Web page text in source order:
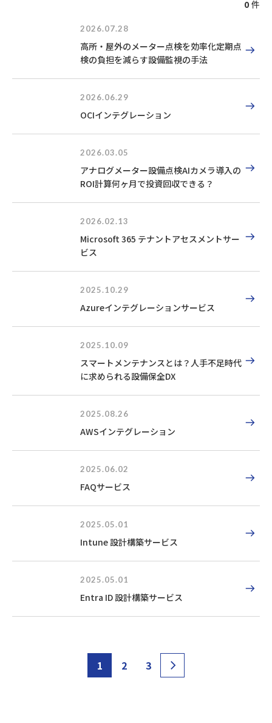
0 件
2026.07.28
高所・屋外のメーター点検を効率化定期点
検の負担を減らす設備監視の手法
2026.06.29
OCIインテグレーション
2026.03.05
アナログメーター設備点検AIカメラ導入の
ROI計算何ヶ月で投資回収できる？
2026.02.13
Microsoft 365 テナントアセスメントサー
ビス
2025.10.29
Azureインテグレーションサービス
2025.10.09
スマートメンテナンスとは？人手不足時代
に求められる設備保全DX
2025.08.26
AWSインテグレーション
2025.06.02
FAQサービス
2025.05.01
Intune 設計構築サービス
2025.05.01
Entra ID 設計構築サービス
1 2 3